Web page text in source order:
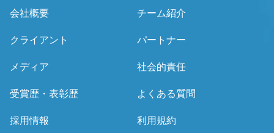
会社概要
チーム紹介
クライアント パートナー
メディア 社会的責任
受賞歴・表彰歴 よくある質問
採用情報 利用規約